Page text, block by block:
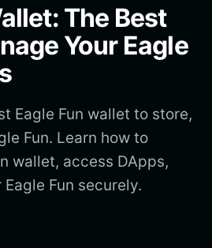
The Best
Your Eagle
Eagle Fun wallet to store,
Fun. Learn how to
wallet, access DApps,
Fun securely.